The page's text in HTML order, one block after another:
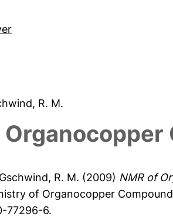
R. M.
Gschwind, R. M. (2009) NMR of
of Organocopper
77296-6.